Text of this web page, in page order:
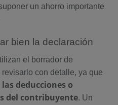
un ahorro importante
bien la declaración
el borrador de
con detalle, ya que
deducciones o
del contribuyente. Un